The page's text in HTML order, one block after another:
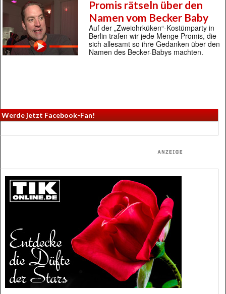
Promis rätseln über den
Namen vom Becker Baby
Auf der „Zweiohrküken“-Kostümparty in
Berlin trafen wir jede Menge Promis, die
sich allesamt so ihre Gedanken über den
Namen des Becker-Babys machten.
Werde jetzt Facebook-Fan!